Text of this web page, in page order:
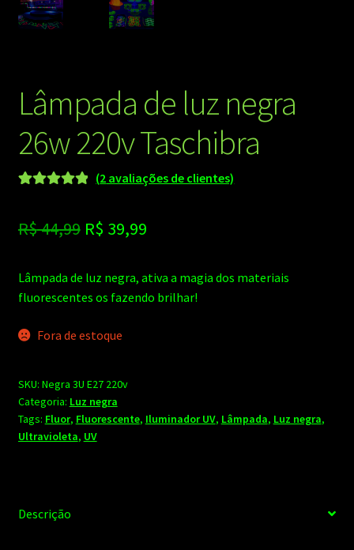
Lâmpada de luz negra
26w 220v Taschibra
5, com
avaliações de
clientes
(2 avaliações de clientes)
R$44,99 O
original
R$ 44,99.
R$ 39,99O
atual
Lâmpada de luz negra, ativa a magia dos materiais
fluorescentes os fazendo brilhar!
Fora de estoque
SKU: Negra 3U E27 220v
Categoria: Luz negra
Tags: Fluor, Fluorescente, Iluminador UV, Lâmpada, Luz negra,
Ultravioleta, UV
Descrição